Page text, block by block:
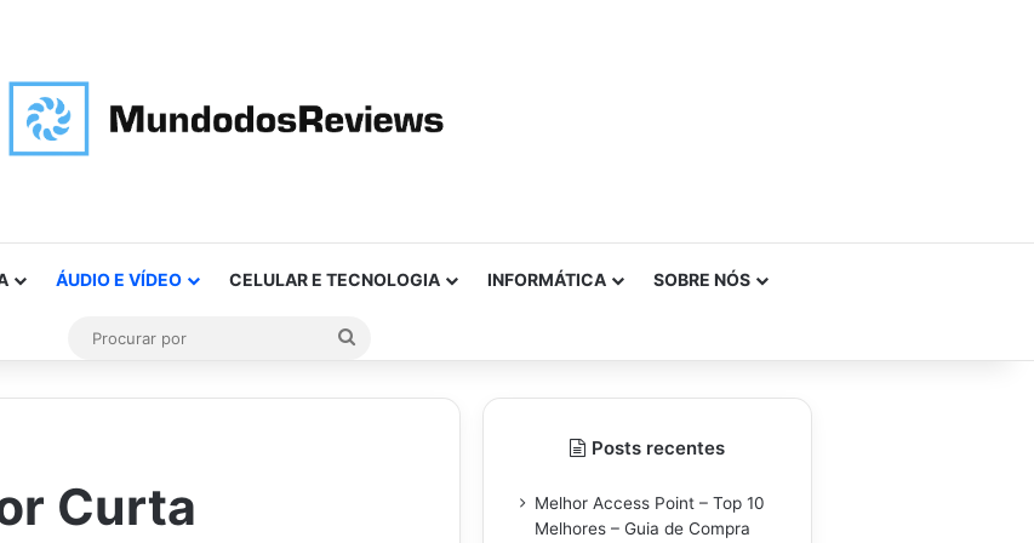
ÁUDIO E VÍDEO CELULAR E TECNOLOGIA INFORMÁTICA SOBRE NÓS
Curta
Posts recentes
Melhor Access Point – Top 10
Melhores – Guia de Compra